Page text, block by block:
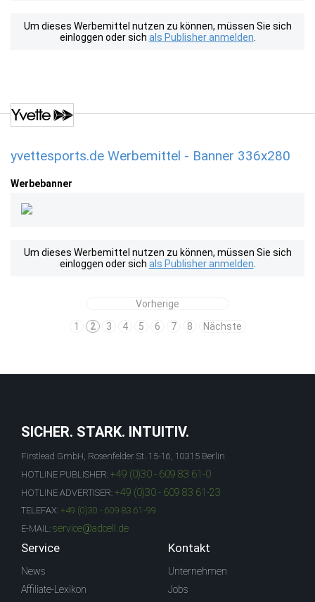
Um dieses Werbemittel nutzen zu können, müssen Sie sich
einloggen oder sich als Publisher anmelden
yvettesports.de Werbemittel - Banner 336x280
Werbebanner
Um dieses Werbemittel nutzen zu können, müssen Sie sich
einloggen oder sich als Publisher anmelden
Vorherige
1
2 3 4 5 6 7 8 Nächste
SICHER. STARK. INTUITIV.
Firstlead GmbH, Rosenfelder St. 15-16, 10315 Berlin
HOTLINE PUBLISHER: +49 (0)30 - 609 83 61-0
HOTLINE ADVERTISER: +49 (0)30 - 609 83 61-23
TELEFAX: +49 (0)30 - 609 83 61-99
E-MAIL: service@adcell.de
Service
News
Affiliate-Lexikon
Kontakt
Unternehmen
Jobs